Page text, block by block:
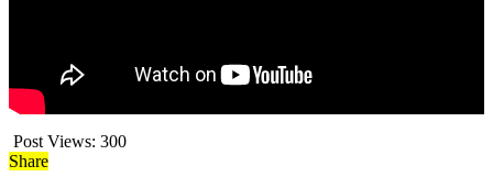
Post Views: 300
Share